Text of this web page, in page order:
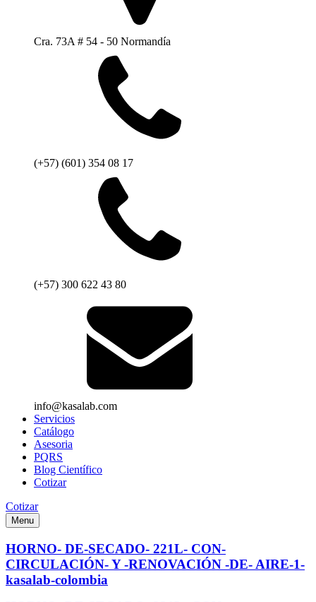
Cra. 73A # 54 - 50 Normandía
(+57) (601) 354 08 17
(+57) 300 622 43 80
info@kasalab.com
Servicios
Catálogo
Asesoria
PQRS
Blog Científico
Cotizar
Cotizar
Menu
HORNO- DE-SECADO- 221L- CON-
CIRCULACIÓN- Y -RENOVACIÓN -DE- AIRE-1-
kasalab-colombia